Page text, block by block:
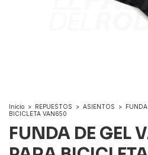
Inicio > REPUESTOS > ASIENTOS >
BICICLETA VAN650
FUNDA DE GEL